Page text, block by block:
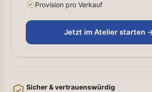
Provision pro Verkauf
Jetzt im Atelier starten
Sicher & vertrauenswürdig